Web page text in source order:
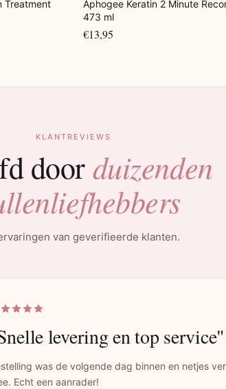
Treatment
Aphogee Keratin 2 Minute
473 ml
€13,95
KLANTREVIEWS
doorduizenden
van geverifieerde klanten.
levering en top service"
was de volgende dag binnen en netjes
Echt een aanrader!